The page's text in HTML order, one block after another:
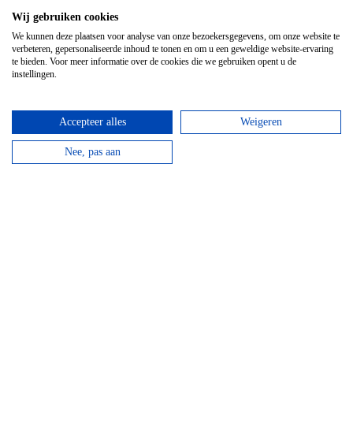
Beantwoord de vragen, vul de juiste coördinaten in
en verdien een Chouffe biertje!
bekijken
Wij gebruiken cookies
We kunnen deze plaatsen voor analyse van onze bezoekersgegevens, om onze website te
verbeteren, gepersonaliseerde inhoud te tonen en om u een geweldige website-ervaring
te bieden. Voor meer informatie over de cookies die we gebruiken opent u de
instellingen.
Accepteer alles Weigeren
Nee, pas aan